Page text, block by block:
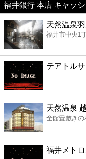
美容
コンビニ
薬局
スーパー
エンタメ
レジャー
福井銀行 本店 キャッ
天然温泉
福井市中央1
テアトル
天然温泉
全館畳敷きの
福井メト